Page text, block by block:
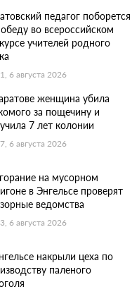
педагог поборется
во всероссийском
учителей родного
6 августа 2026
женщина убила
за пощечину и
7 лет колонии
6 августа 2026
на мусорном
в Энгельсе проверят
ведомства
6 августа 2026
накрыли цеха по
паленого